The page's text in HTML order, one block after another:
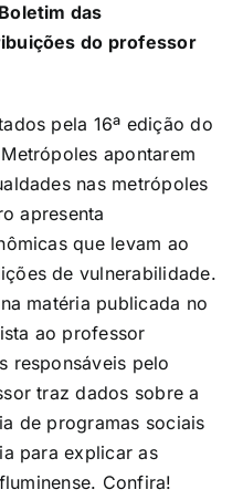
das
do professor
pela 16ª edição do
apontarem
nas metrópoles
apresenta
que levam ao
de vulnerabilidade.
matéria publicada no
ao professor
responsáveis pelo
traz dados sobre a
de programas sociais
para explicar as
Confira!